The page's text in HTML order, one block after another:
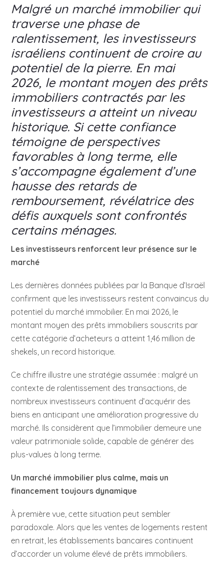
Malgré un marché immobilier qui
traverse une phase de
ralentissement, les investisseurs
israéliens continuent de croire au
potentiel de la pierre. En mai
2026, le montant moyen des prêts
immobiliers contractés par les
investisseurs a atteint un niveau
historique. Si cette confiance
témoigne de perspectives
favorables à long terme, elle
s’accompagne également d’une
hausse des retards de
remboursement, révélatrice des
défis auxquels sont confrontés
certains ménages.
Les investisseurs renforcent leur présence sur le
marché
Les dernières données publiées par la Banque d’Israël
confirment que les investisseurs restent convaincus du
potentiel du marché immobilier. En mai 2026, le
montant moyen des prêts immobiliers souscrits par
cette catégorie d’acheteurs a atteint 1,46 million de
shekels, un record historique.
Ce chiffre illustre une stratégie assumée : malgré un
contexte de ralentissement des transactions, de
nombreux investisseurs continuent d’acquérir des
biens en anticipant une amélioration progressive du
marché. Ils considèrent que l’immobilier demeure une
valeur patrimoniale solide, capable de générer des
plus-values à long terme.
Un marché immobilier plus calme, mais un
financement toujours dynamique
À première vue, cette situation peut sembler
paradoxale. Alors que les ventes de logements restent
en retrait, les établissements bancaires continuent
d’accorder un volume élevé de prêts immobiliers.